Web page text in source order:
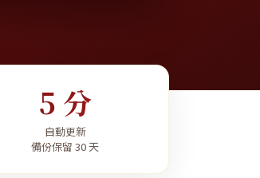
5 分
自動更新
備份保留 30 天